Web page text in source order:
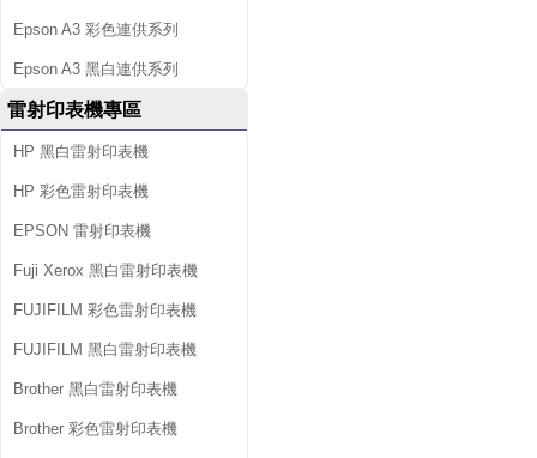
Epson A3 彩色連供系列
Epson A3 黑白連供系列
雷射印表機專區
HP 黑白雷射印表機
HP 彩色雷射印表機
EPSON 雷射印表機
Fuji Xerox 黑白雷射印表機
FUJIFILM 彩色雷射印表機
FUJIFILM 黑白雷射印表機
Brother 黑白雷射印表機
Brother 彩色雷射印表機